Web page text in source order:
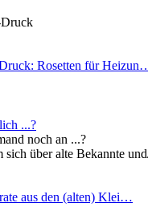
Rosetten für
...?
noch an ...?
über alte Bekannte
aus den (alten) Klei…